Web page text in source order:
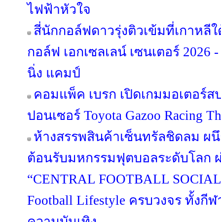
ไฟฟ้าหัวใจ
สี่นักกอล์ฟดาวรุ่งติวเข้มที่เกาหลีใ
กอล์ฟ เอกเซลเลน์ เซนเตอร์ 2026
นิ่ง แคมป์
คอมแพ็ค เบรก เปิดเกมมอเตอร์ส
ปอนเซอร์ Toyota Gazoo Racing
ห้างสรรพสินค้าเซ็นทรัลชิดลม ผนึ
ต้อนรับมหกรรมฟุตบอลระดับโลก
“CENTRAL FOOTBALL
Football Lifestyle ครบวงจร ทั้งกี